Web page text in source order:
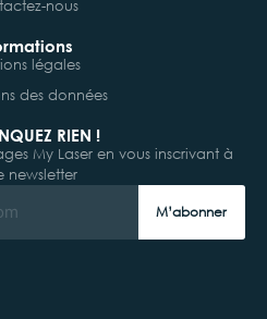
nous
légales
des données
RIEN !
My Laser en vous inscrivant à
newsletter
M’abonner